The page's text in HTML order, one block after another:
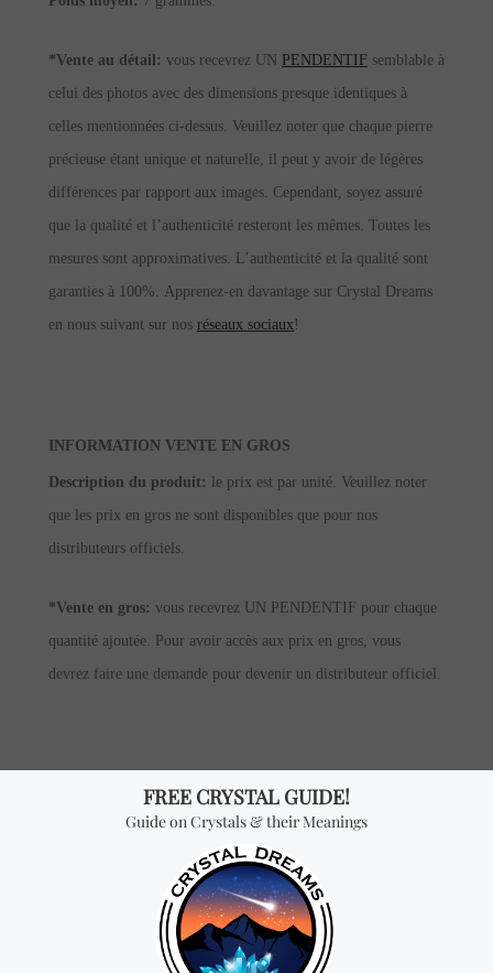
*Vente au détail: vous recevrez UN PENDENTIF semblable à
celui des photos avec des dimensions presque identiques à
celles mentionnées ci-dessus. Veuillez noter que chaque pierre
précieuse étant unique et naturelle, il peut y avoir de légères
différences par rapport aux images. Cependant, soyez assuré
que la qualité et l’authenticité resteront les mêmes. Toutes les
mesures sont approximatives. L’authenticité et la qualité sont
garanties à 100%. Apprenez-en davantage sur Crystal Dreams
en nous suivant sur nos réseaux sociaux!
INFORMATION VENTE EN GROS
Description du produit:
le prix est par unité. Veuillez noter
que les prix en gros ne sont disponibles que pour nos
distributeurs officiels.
*Vente en gros: vous recevrez UN PENDENTIF pour chaque
quantité ajoutée. Pour avoir accès aux prix en gros, vous
devrez faire une demande pour devenir un distributeur officiel.
Vous cherchez quelque
chose de spécial? Jetez un
coup d'œil à nos produits les
plus vendus!